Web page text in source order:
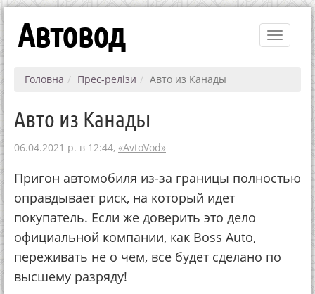
Toggle
Автовод
Головна Прес-релізи Авто из Канады
Авто из Канады
06.04.2021 р. в 12:44, «AvtoVod»
Пригон автомобиля из-за границы полностью
оправдывает риск, на который идет
покупатель. Если же доверить это дело
официальной компании, как Boss Auto,
переживать не о чем, все будет сделано по
высшему разряду!